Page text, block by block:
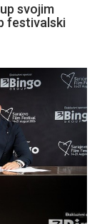
svojim
festivalski